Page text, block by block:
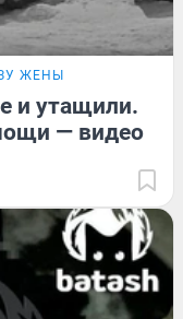
ЖЕНЫ
и утащили.
— видео